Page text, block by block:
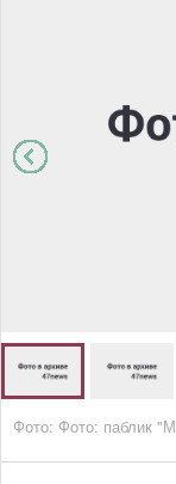
Фото: Фото: паблик